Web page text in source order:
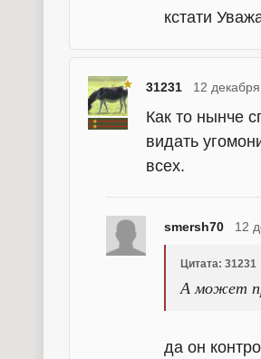
кстати
31231 12
Как то нынче
видать
всех.
smersh70 12
Цитата: 31231
А может
да он